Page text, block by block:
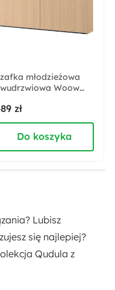
młodzieżowa
Woow
dąb vincenza
zł
Do koszyka
Lubisz
się najlepiej?
Qudula z